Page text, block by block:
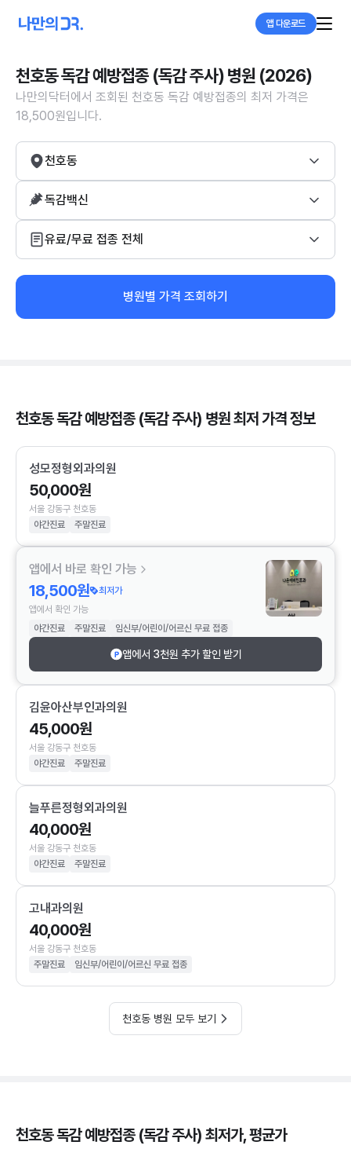
앱 다운로드
천호동 독감 예방접종 (독감 주사) 병원 (2026)
나만의닥터에서 조회된 천호동 독감 예방접종의 최저 가격은
18,500원입니다.
천호동
독감백신
유료/무료 접종 전체
병원별 가격 조회하기
천호동 독감 예방접종 (독감 주사) 병원 최저 가격 정보
성모정형외과의원
50,000원
서울 강동구 천호동
야간진료
주말진료
앱에서 바로 확인 가능
18,500원
최저가
앱에서 확인 가능
야간진료
주말진료 임신부/어린이/어르신 무료 접종
앱에서 3천원 추가 할인 받기
김윤아산부인과의원
45,000원
서울 강동구 천호동
야간진료
주말진료
늘푸른정형외과의원
40,000원
서울 강동구 천호동
야간진료
주말진료
고내과의원
40,000원
서울 강동구 천호동
주말진료
임신부/어린이/어르신 무료 접종
천호동 병원 모두 보기
천호동 독감 예방접종 (독감 주사) 최저가, 평균가